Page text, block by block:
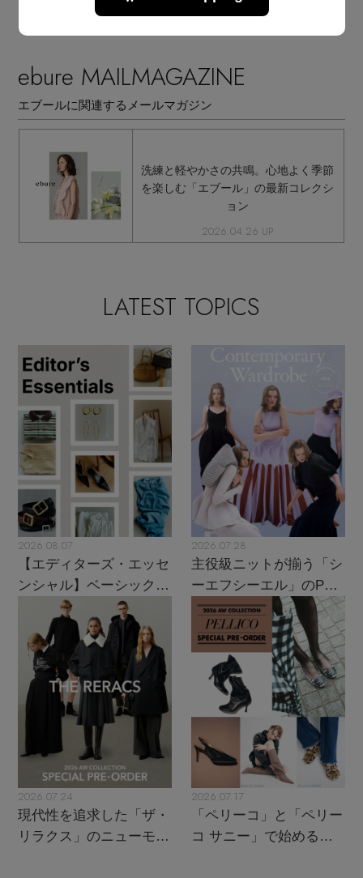
ebure MAILMAGAZINE
エブールに関連するメールマガジン
洗練と軽やかさの共鳴。心地よく季節
を楽しむ「エブール」の最新コレクシ
ョン
2026.04.26 UP
LATEST TOPICS
2026.08.07
【エディターズ・エッセ
ンシャル】ベーシックと
トレンドが交差する16の
2026.07.28
主役級ニットが揃う「シ
ーエフシーエル」のPOP
UPがスタート
2026.07.24
現代性を追求した「ザ・
リラクス」のニューモダ
2026.07.17
「ペリーコ」と「ペリー
コ サニー」で始める秋